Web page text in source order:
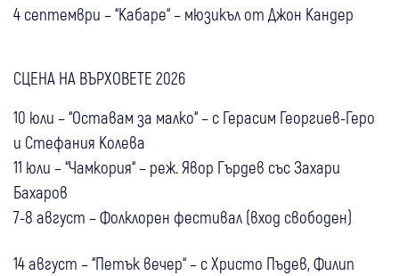
4 септември – “Кабаре“ – мюзикъл от Джон Кандер
СЦЕНА НА ВЪРХОВЕТЕ 2026
10 юли – “Оставам за малко“ – с Герасим Георгиев-Геро
и Стефания Колева
11 юли – “Чамкория“ – реж. Явор Гърдев със Захари
Бахаров
7-8 август – Фолклорен фестивал (вход свободен)
14 август – “Петък вечер“ – с Христо Пъдев, Филип